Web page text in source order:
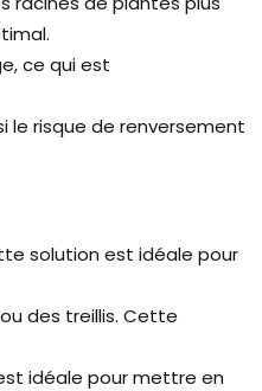
ce qui est
le risque de renversement
solution est idéale pour
des treillis. Cette
idéale pour mettre en